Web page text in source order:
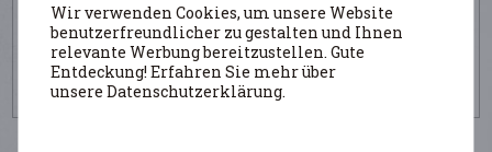
Autoren : Colignon Alain(Institution : CegeSoma) - Kesteloot Chantal
(Institution : CegeSoma)
https://www.belgiumwwii.be/de/belgien-im-krieg/artikel/proces-de-
leon-degrelle.html
Wir verwenden Cookies, um unsere Website
benutzerfreundlicher zu gestalten und Ihnen
relevante Werbung bereitzustellen. Gute
Entdeckung! Erfahren Sie mehr über
unsere Datenschutzerklärung.